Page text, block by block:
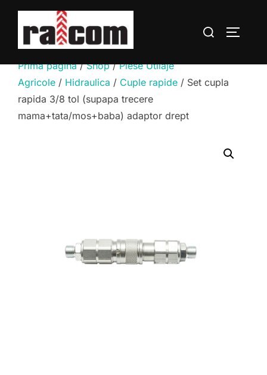
conținut
Caută
Prima pagină/Shop/Piese Utilaje
Agricole / Hidraulica / Cuple rapide / Set cupla
rapida 3/8 tol (supapa trecere
mama+tata/mos+baba) adaptor drept